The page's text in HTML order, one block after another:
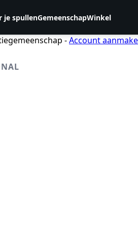
je spullenGemeenschapWinkel
-Account